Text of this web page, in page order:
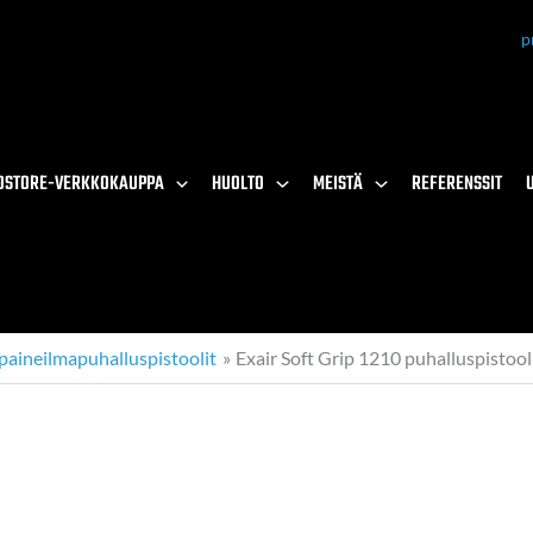
VERKKOKAUPPA HUOLTO MEISTÄ REFERENSSIT
Exair Soft Grip 1210